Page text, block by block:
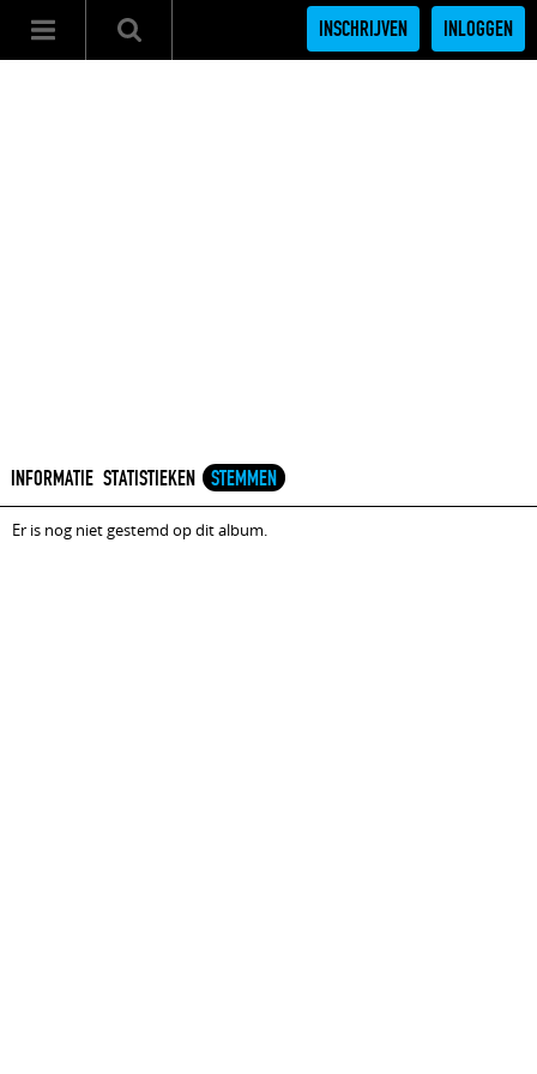
INSCHRIJVEN INLOGGEN
INFORMATIE STATISTIEKEN STEMMEN
Er is nog niet gestemd op dit album.